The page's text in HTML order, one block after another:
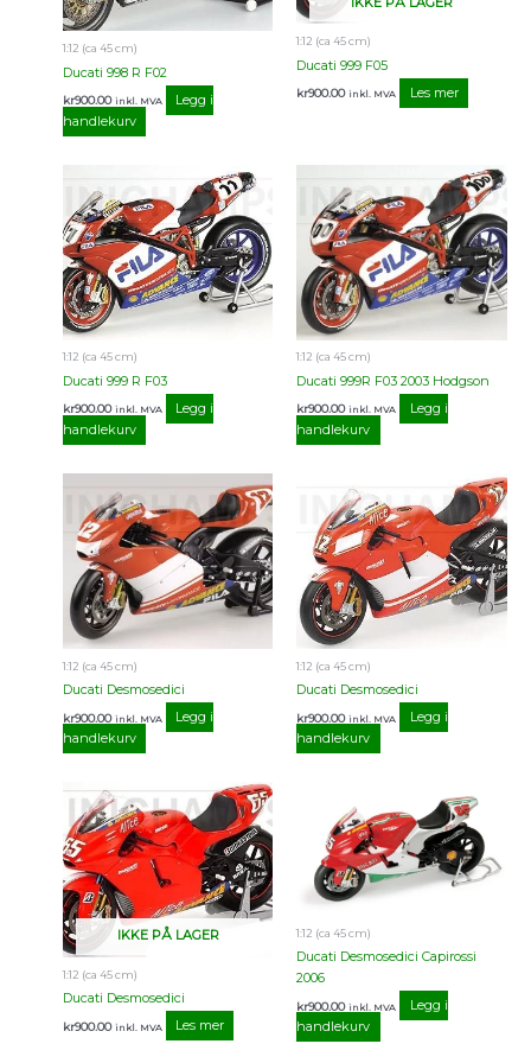
1:12 (ca 45 cm)
Ducati 998 R F02
kr900.00 inkl. MVA
Legg i
handlekurv
1:12 (ca 45 cm)
Ducati 999 F05
kr900.00 inkl. MVA Les mer
1:12 (ca 45 cm)
Ducati 999 R F03
kr900.00 inkl. MVA
Legg i
handlekurv
1:12 (ca 45 cm)
Ducati 999R F03 2003 Hodgson
kr900.00 inkl. MVA
Legg i
handlekurv
1:12 (ca 45 cm)
Ducati Desmosedici
kr900.00 inkl. MVA
Legg i
handlekurv
1:12 (ca 45 cm)
Ducati Desmosedici
kr900.00 inkl. MVA
Legg i
handlekurv
IKKE PÅ LAGER
1:12 (ca 45 cm)
Ducati Desmosedici
kr900.00 inkl. MVA Les mer
1:12 (ca 45 cm)
Ducati Desmosedici Capirossi
2006
kr900.00 inkl. MVA
Legg i
handlekurv